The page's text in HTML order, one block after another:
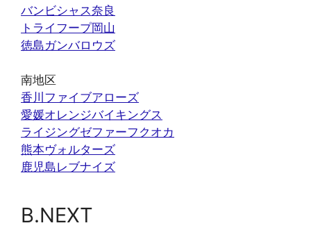
バンビシャス奈良
トライフープ岡山
徳島ガンバロウズ
南地区
香川ファイブアローズ
愛媛オレンジバイキングス
ライジングゼファーフクオカ
熊本ヴォルターズ
鹿児島レブナイズ
B.NEXT